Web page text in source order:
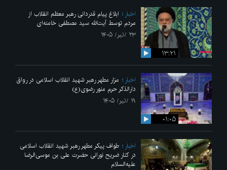
۱۳:۲۱
اخبار
ابلاغ پیام قدردانی رهبر معظم انقلاب از
مردم توسط آیت‌الله سید مصطفی خامنه‌ای
۲۳ /تیر/ ۱۴۰۵
۰۱:۰۵
اخبار
مزار مطهر رهبر شهید انقلاب اسلامی در رواق
دارالذکر حرم منور رضوی(ع)
۱۹ /تیر/ ۱۴۰۵
اخبار
طواف پیکر مطهر رهبر شهید انقلاب اسلامی
در کنار ضریح نورانی حضرت علی‌ بن موسی‌الرضا
علیه‌السلام